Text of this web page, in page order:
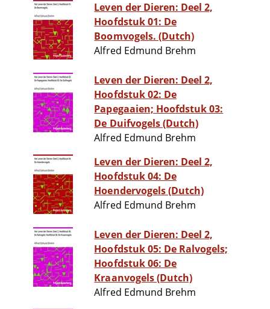
Leven der Dieren: Deel 2,
Hoofdstuk 01: De
Boomvogels. (Dutch)
Alfred Edmund Brehm
Leven der Dieren: Deel 2,
Hoofdstuk 02: De
Papegaaien; Hoofdstuk 03:
De Duifvogels (Dutch)
Alfred Edmund Brehm
Leven der Dieren: Deel 2,
Hoofdstuk 04: De
Hoendervogels (Dutch)
Alfred Edmund Brehm
Leven der Dieren: Deel 2,
Hoofdstuk 05: De Ralvogels;
Hoofdstuk 06: De
Kraanvogels (Dutch)
Alfred Edmund Brehm